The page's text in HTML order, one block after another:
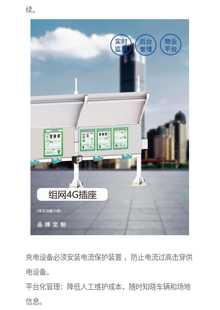
续。
充电设备必须安装电流保护装置 ，防止电流过高击穿供
电设备。
平台化管理：降低人工维护成本，随时知晓车辆和场地
信息。